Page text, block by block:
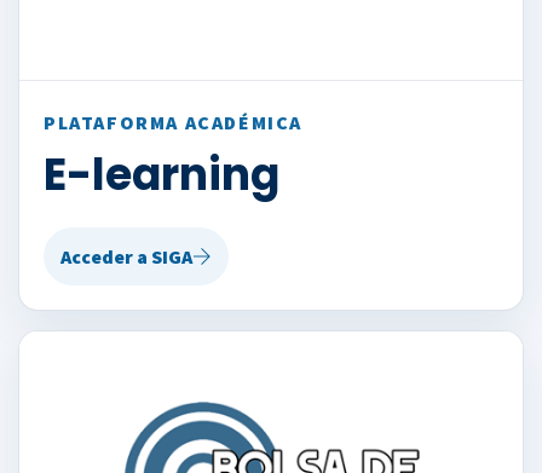
PLATAFORMA ACADÉMICA
E-learning
Acceder a SIGA